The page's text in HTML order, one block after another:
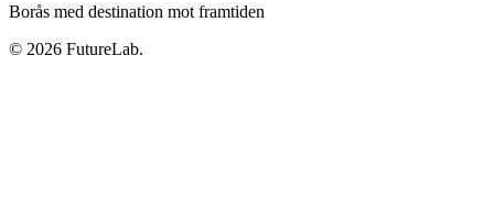
Borås med destination mot framtiden
© 2026 FutureLab.